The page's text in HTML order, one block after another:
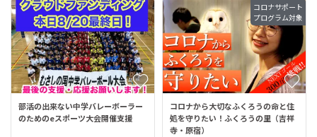
部活の出来ない中学バレーボーラー
のためのeスポーツ大会開催支援
コロナサポート
プログラム対象
コロナから大切なふくろうの命と住
処を守りたい！ふくろうの里（吉祥
寺・原宿）